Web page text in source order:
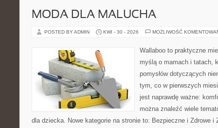
MODA DLA MALUCHA
POSTED BY ADMIN KWI - 30 - 2026 MOŻLIWOŚĆ
Wallaboo to praktyczne
myślą o mamach i tatach,
pomysłów dotyczących
tym, co w pierwszych
jest naprawdę ważne:
można znaleźć wiele
dla dziecka. Nowe kategorie na stronie to: Bezpieczne i Zdrowe i